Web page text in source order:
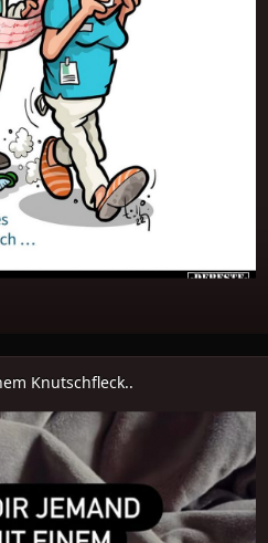
Knutschfleck..